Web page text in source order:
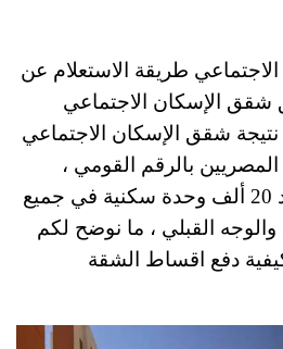
طريقة الاستعلام عن
الإسكان الاجتماعي
نتيجة شقق الإسكان الاجتماعي
المصريين بالرقم القومي ،
بعدما شمل الاعلان عدد 20 ألف وحدة سكنية في جميع
القبلي ، ما نوضح لكم
دفع اقساط الشقة